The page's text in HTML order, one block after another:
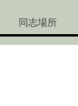
同志場所